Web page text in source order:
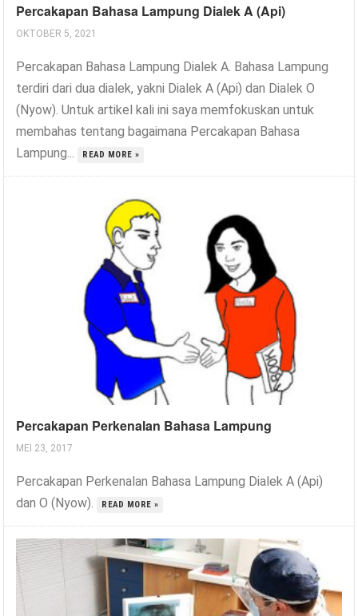
Percakapan Bahasa Lampung Dialek A (Api)
OKTOBER 5, 2021
Percakapan Bahasa Lampung Dialek A. Bahasa Lampung
terdiri dari dua dialek, yakni Dialek A (Api) dan Dialek O
(Nyow). Untuk artikel kali ini saya memfokuskan untuk
membahas tentang bagaimana Percakapan Bahasa
Lampung...
READ MORE »
Percakapan Perkenalan Bahasa Lampung
MEI 23, 2017
Percakapan Perkenalan Bahasa Lampung Dialek A (Api)
dan O (Nyow).
READ MORE »